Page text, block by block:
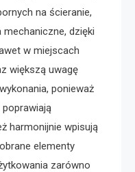
na ścieranie,
dzięki
w miejscach
większą uwagę
ponieważ
harmonijnie wpisują
elementy
zarówno